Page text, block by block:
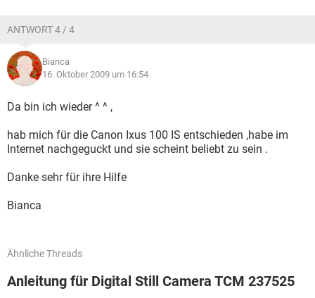
ANTWORT 4 / 4
Bianca
16. Oktober 2009 um 16:54
Da bin ich wieder ^ ^ ,
hab mich für die Canon Ixus 100 IS entschieden ,habe im
Internet nachgeguckt und sie scheint beliebt zu sein .
Danke sehr für ihre Hilfe
Bianca
Ähnliche Threads
Anleitung für Digital Still Camera TCM 237525